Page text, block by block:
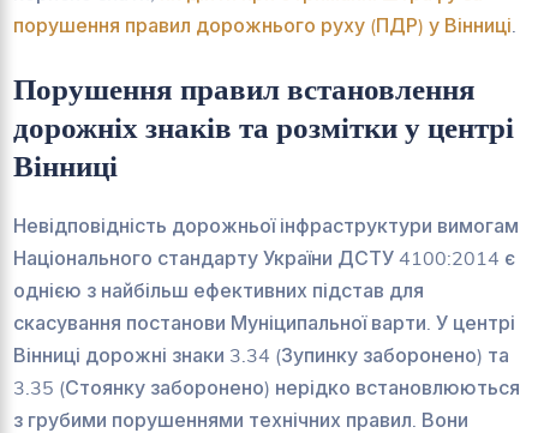
порушення правил дорожнього руху (ПДР) у Вінниці
Порушення правил встановлення
дорожніх знаків та розмітки у центрі
Вінниці
Невідповідність дорожньої інфраструктури вимогам
Національного стандарту України ДСТУ 4100:2014 є
однією з найбільш ефективних підстав для
скасування постанови Муніципальної варти. У центрі
Вінниці дорожні знаки 3.34 (Зупинку заборонено) та
3.35 (Стоянку заборонено) нерідко встановлюються
з грубими порушеннями технічних правил. Вони